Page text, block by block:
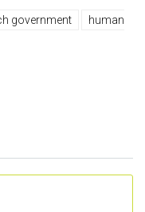
government human